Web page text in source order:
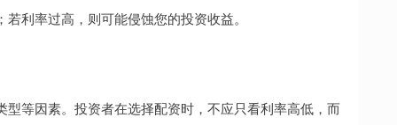
利率过高，则可能侵蚀您的投资收益。
等因素。投资者在选择配资时，不应只看利率高低，而